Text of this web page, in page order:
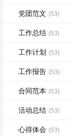
党团范文 (53)
工作总结 (53)
工作计划 (53)
工作报告 (53)
合同范本 (53)
活动总结 (53)
心得体会 (53)